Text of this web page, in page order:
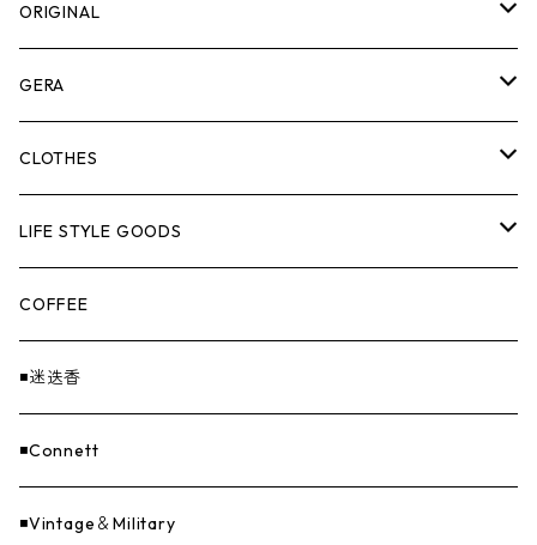
ORIGINAL
ASOMATOUS
HANGBURGER（ハングバーガー）
EX-GATE（エクスゲート）
COLLABORATION
UNITIUM.
THE UNFORM STORE オリジナル
GERA
ランタン＆ライト
クッカー＆カトラリー
バーナー
焚火
寝具
ファニチャー
CLOTHES
TOPS
PANTS
CAP
GOODS
バンダナ＆手ぬぐい
LIFE STYLE GOODS
ステッカー
COFFEE
◾️迷迭香
◾️Connett
◾️Vintage＆Military